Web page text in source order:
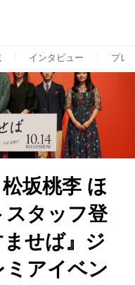
インタビュー プレ
坂桃李 ほ
タッフ登
せば』ジ
ミアイベン